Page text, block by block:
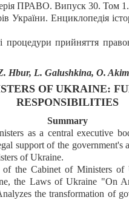
ПРАВО. Випуск 30. Том
України. Енциклопедія
прийняття
Hbur, L. Galushkina, O.
OF UKRAINE:
RESPONSIBILITIES
Summary
as a central executive
support of the government's
of Ukraine.
of the Cabinet of Ministers
the Laws of Ukraine "On
the transformation of